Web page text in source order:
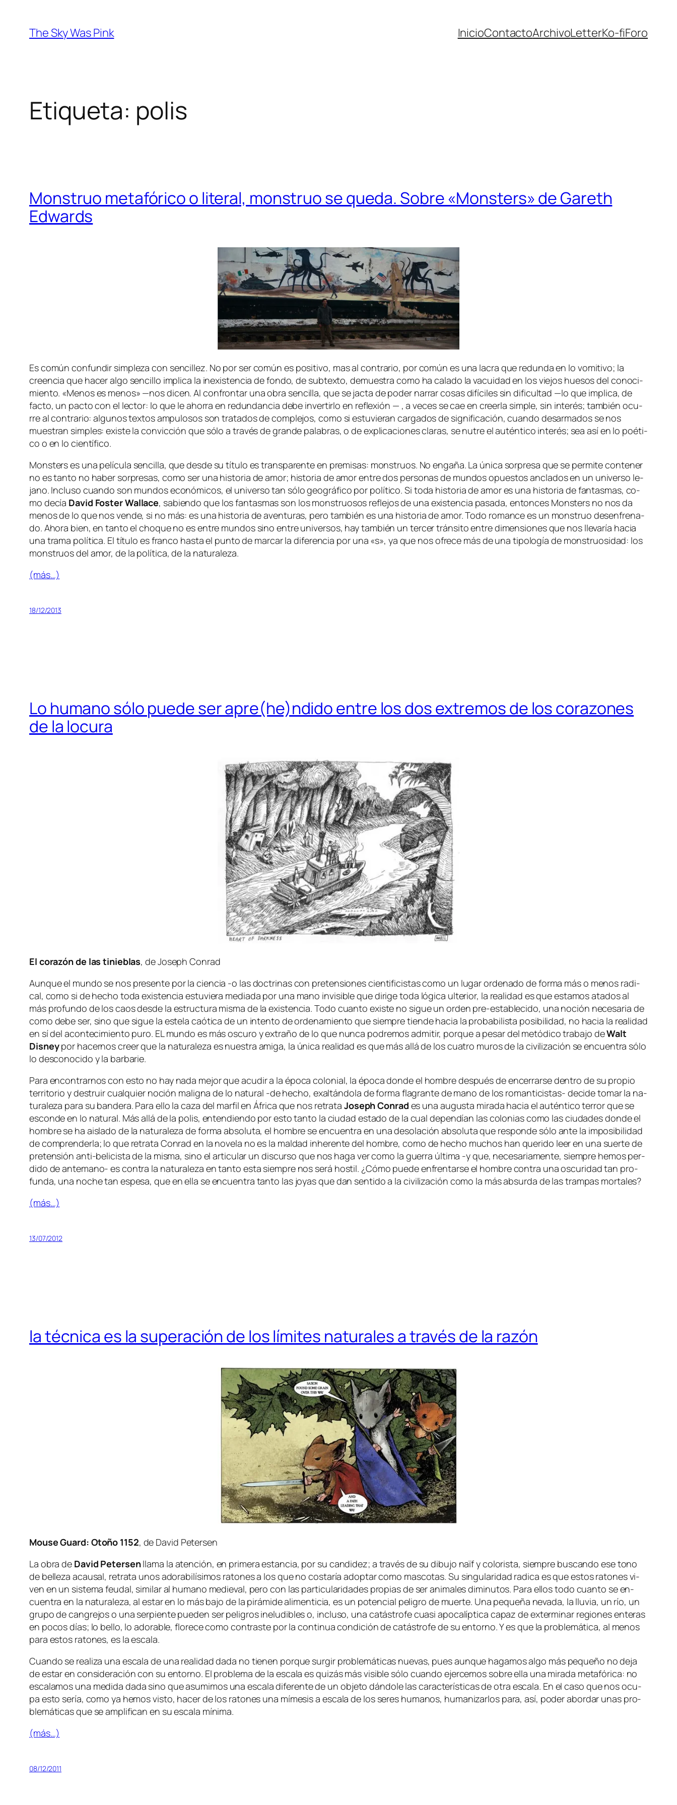
contenido
The Sky Was Pink InicioContactoArchivoLetterKo-fiForo
Etiqueta: polis
Monstruo metafórico o literal, monstruo se queda. Sobre «Monsters» de Gareth
Edwards
Es co­mún con­fun­dir sim­ple­za con sen­ci­llez. No por ser co­mún es po­si­ti­vo, mas al con­tra­rio, por co­mún es una la­cra que re­dun­da en lo vo­mi­ti­vo; la
creen­cia que ha­cer al­go sen­ci­llo im­pli­ca la in­exis­ten­cia de fon­do, de sub­tex­to, de­mues­tra co­mo ha ca­la­do la va­cui­dad en los vie­jos hue­sos del co­no­ci­
mien­to. «Menos es me­nos» —nos di­cen. Al con­fron­tar una obra sen­ci­lla, que se jac­ta de po­der na­rrar co­sas di­fí­ci­les sin di­fi­cul­tad —lo que im­pli­ca,de
fac­to, un pac­to con el lec­tor: lo que le aho­rra en re­dun­dan­cia de­be in­ver­tir­lo en re­fle­xión — , a ve­ces se cae en creer­la sim­ple, sin in­te­rés; tam­bién ocu­
rre al con­tra­rio: al­gu­nos tex­tos am­pu­lo­sos son tra­ta­dos de com­ple­jos, co­mo si es­tu­vie­ran car­ga­dos de sig­ni­fi­ca­ción, cuan­do des­ar­ma­dos se nos
mues­tran sim­ples: exis­te la con­vic­ción que só­lo a tra­vés de gran­de pa­la­bras, o de ex­pli­ca­cio­nes cla­ras, se nu­tre el au­tén­ti­co in­te­rés; sea así en lo poé­ti­
co o en lo científico.
Monsterses una pe­lí­cu­la sen­ci­lla, que des­de su tí­tu­lo es trans­pa­ren­te en pre­mi­sas: mons­truos. No en­ga­ña. La úni­ca sor­pre­sa que se per­mi­te con­te­ner
no es tan­to no ha­ber sor­pre­sas, co­mo ser una his­to­ria de amor; his­to­ria de amor en­tre dos per­so­nas de mun­dos opues­tos an­cla­dos en un uni­ver­so le­
jano. Incluso cuan­do son mun­dos eco­nó­mi­cos, el uni­ver­so tan só­lo geo­grá­fi­co por po­lí­ti­co. Si to­da his­to­ria de amor es una his­to­ria de fan­tas­mas, co­
mo de­cía David Foster Wallace, sa­bien­do que los fan­tas­mas son los mons­truo­sos re­fle­jos de una exis­ten­cia pa­sa­da, en­ton­ces Monsters no nos da
me­nos de lo que nos ven­de, si no más: es una his­to­ria de aven­tu­ras, pe­ro tam­bién es una his­to­ria de amor. Todo ro­man­ce es un mons­truo de­sen­fre­na­
do. Ahora bien, en tan­to el cho­que no es en­tre mun­dos sino en­tre uni­ver­sos, hay tam­bién un ter­cer trán­si­to en­tre di­men­sio­nes que nos lle­va­ría ha­cia
una tra­ma po­lí­ti­ca. El tí­tu­lo es fran­co has­ta el pun­to de mar­car la di­fe­ren­cia por una «s», ya que nos ofre­ce más de una ti­po­lo­gía de mons­truo­si­dad: los
mons­truos del amor, de la po­lí­ti­ca, de la naturaleza.
(más…)
18/12/2013
Lo humano sólo puede ser apre(he)ndido entre los dos extremos de los corazones
de la locura
El co­ra­zón de las ti­nie­blas, de Joseph Conrad
Aunque el mun­do se nos pre­sen­te por la cien­cia ‑o las doc­tri­nas con pre­ten­sio­nes cien­ti­fi­cis­tas co­mo un lu­gar or­de­na­do de for­ma más o me­nos ra­di­
cal, co­mo si de he­cho to­da exis­ten­cia es­tu­vie­ra me­dia­da por una mano in­vi­si­ble que di­ri­ge to­da ló­gi­ca ul­te­rior, la reali­dad es que es­ta­mos ata­dos al
más pro­fun­do de los caos des­de la es­truc­tu­ra mis­ma de la exis­ten­cia. Todo cuan­to exis­te no si­gue un or­den pre-establecido, una no­ción ne­ce­sa­ria de
co­mo de­be ser, sino que si­gue la es­te­la caó­ti­ca de un in­ten­to de or­de­na­mien­to que siem­pre tien­de ha­cia la pro­ba­bi­lis­ta po­si­bi­li­dad, no ha­cia la reali­dad
en sí del acon­te­ci­mien­to pu­ro. EL mun­do es más os­cu­ro y ex­tra­ño de lo que nun­ca po­dre­mos ad­mi­tir, por­que a pe­sar del me­tó­di­co tra­ba­jo deWalt
Disneypor ha­cer­nos creer que la na­tu­ra­le­za es nues­tra ami­ga, la úni­ca reali­dad es que más allá de los cua­tro mu­ros de la ci­vi­li­za­ción se en­cuen­tra só­lo
lo des­co­no­ci­do y la barbarie.
Para en­con­trar­nos con es­to no hay na­da me­jor que acu­dir a la épo­ca co­lo­nial, la épo­ca don­de el hom­bre des­pués de en­ce­rrar­se den­tro de su pro­pio
te­rri­to­rio y des­truir cual­quier no­ción ma­lig­na de lo na­tu­ral ‑de he­cho, exal­tán­do­la de for­ma fla­gran­te de mano de los romanticistas- de­ci­de to­mar la na­
tu­ra­le­za pa­ra su ban­de­ra. Para ello la ca­za del mar­fil enÁfrica que nos re­tra­ta Joseph Conrad es una au­gus­ta mi­ra­da ha­cia el au­tén­ti­co te­rror que se
es­con­de en lo na­tu­ral. Más allá de la po­lis, en­ten­dien­do por es­to tan­to la ciu­dad es­ta­do de la cual de­pen­dían las co­lo­nias co­mo las ciu­da­des don­de el
hom­bre se ha ais­la­do de la na­tu­ra­le­za de for­ma ab­so­lu­ta, el hom­bre se en­cuen­tra en una de­so­la­ción ab­so­lu­ta que res­pon­de só­lo an­te la im­po­si­bi­li­dad
de com­pren­der­la; lo que re­tra­ta Conrad en la no­ve­la no es la mal­dad inhe­ren­te del hom­bre, co­mo de he­cho mu­chos han que­ri­do leer en una suer­te de
pre­ten­sión anti-belicista de la mis­ma, sino el ar­ti­cu­lar un dis­cur­so que nos ha­ga ver co­mo la gue­rra úl­ti­ma ‑y que, ne­ce­sa­ria­men­te, siem­pre he­mos per­
di­do de antemano- es con­tra la na­tu­ra­le­za en tan­to es­ta siem­pre nos se­rá hos­til. ¿Cómo pue­de en­fren­tar­se el hom­bre con­tra una os­cu­ri­dad tan pro­
fun­da, una no­che tan es­pe­sa, que en ella se en­cuen­tra tan­to las jo­yas que dan sen­ti­do a la ci­vi­li­za­ción co­mo la más ab­sur­da de las tram­pas mortales?
(más…)
13/07/2012
la técnica es la superación de los límites naturales a través de la razón
Mouse Guard: Otoño 1152, de David Petersen
La obra de David Petersenlla­ma la aten­ción, en pri­me­ra es­tan­cia, por su can­di­dez; a tra­vés de su di­bu­jo naïfy co­lo­ris­ta, siem­pre bus­can­do ese tono
de be­lle­za acau­sal, re­tra­ta unos ado­ra­bi­lí­si­mos ra­to­nes a los que no cos­ta­ría adop­tar co­mo mas­co­tas. Su sin­gu­la­ri­dad ra­di­ca es que es­tos ra­to­nes vi­
ven en un sis­te­ma feu­dal, si­mi­lar al hu­mano me­die­val, pe­ro con las par­ti­cu­la­ri­da­des pro­pias de ser ani­ma­les di­mi­nu­tos. Para ellos to­do cuan­to se en­
cuen­tra en la na­tu­ra­le­za, al es­tar en lo más ba­jo de la pi­rá­mi­de ali­men­ti­cia, es un po­ten­cial pe­li­gro de muer­te. Una pe­que­ña ne­va­da, la llu­via, un río, un
gru­po de can­gre­jos o una ser­pien­te pue­den ser pe­li­gros in­elu­di­bles o, in­clu­so, una ca­tás­tro­fe cua­si apo­ca­líp­ti­ca ca­paz de ex­ter­mi­nar re­gio­nes en­te­ras
en po­cos días; lo be­llo, lo ado­ra­ble, flo­re­ce co­mo con­tras­te por la con­ti­nua con­di­ción de ca­tás­tro­fe de su en­torno. Y es que la pro­ble­má­ti­ca, al me­nos
pa­ra es­tos ra­to­nes, es la escala.
Cuando se rea­li­za una es­ca­la de una reali­dad da­da no tie­nen por­que sur­gir pro­ble­má­ti­cas nue­vas, pues aun­que ha­ga­mos al­go más pe­que­ño no de­ja
de es­tar en con­si­de­ra­ción con su en­torno. El pro­ble­ma de la es­ca­la es qui­zás más vi­si­ble só­lo cuan­do ejer­ce­mos so­bre ella una mi­ra­da me­ta­fó­ri­ca: no
es­ca­la­mos una me­di­da da­da sino que asu­mi­mos una es­ca­la di­fe­ren­te de un ob­je­to dán­do­le las ca­rac­te­rís­ti­cas de otra es­ca­la. En el ca­so que nos ocu­
pa es­to se­ría, co­mo ya he­mos vis­to, ha­cer de los ra­to­nes una mí­me­sis a es­ca­la de los se­res hu­ma­nos, hu­ma­ni­zar­los pa­ra, así, po­der abor­dar unas pro­
ble­má­ti­cas que se am­pli­fi­can en su es­ca­la mínima.
(más…)
08/12/2011